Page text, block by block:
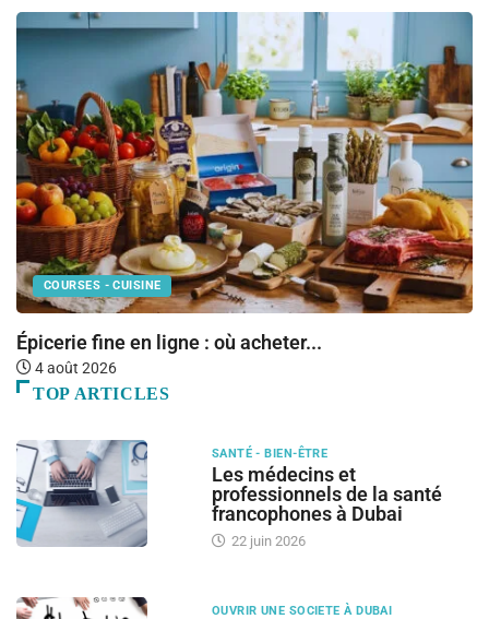
COURSES - CUISINE
Épicerie fine en ligne : où acheter...
4 août 2026
TOP ARTICLES
SANTÉ - BIEN-ÊTRE
Les médecins et
professionnels de la santé
francophones à Dubai
22 juin 2026
OUVRIR UNE SOCIETE À DUBAI